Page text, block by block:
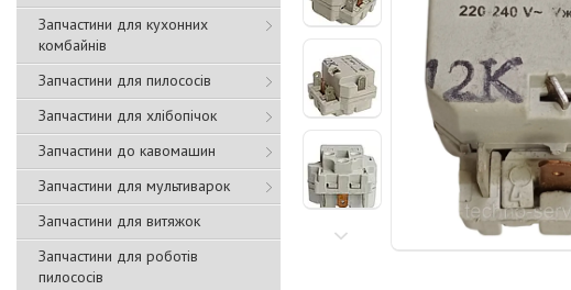
Запчастини для кухонних
комбайнів
Запчастини для пилососів
Запчастини для хлібопічок
Запчастини до кавомашин
Запчастини для мультиварок
Запчастини для витяжок
Запчастини для роботів
пилососів